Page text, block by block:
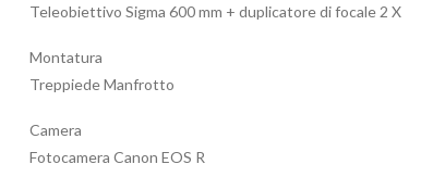
Teleobiettivo Sigma 600 mm + duplicatore di focale 2 X
Montatura
Treppiede Manfrotto
Camera
Fotocamera Canon EOS R